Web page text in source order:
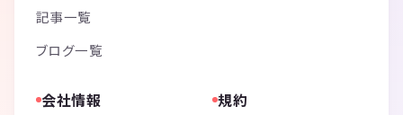
記事一覧
ブログ一覧
会社情報 規約